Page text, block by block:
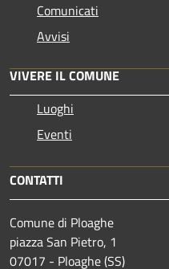
Comunicati
Avvisi
VIVERE IL COMUNE
Luoghi
Eventi
CONTATTI
Comune di Ploaghe
piazza San Pietro, 1
07017 - Ploaghe (SS)